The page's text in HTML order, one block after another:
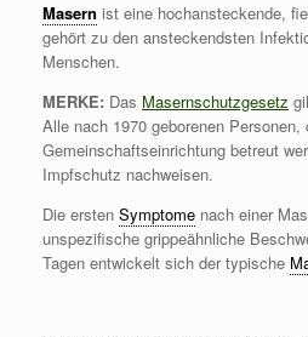
Masern ist eine hochansteckende,
gehört zu den ansteckendsten
Menschen.
MERKE: Das Masernschutzgesetz
Alle nach 1970 geborenen Personen,
Gemeinschaftseinrichtung betreut
Impfschutz nachweisen.
Die ersten Symptome nach einer
unspezifische grippeähnliche
Tagen entwickelt sich der typische